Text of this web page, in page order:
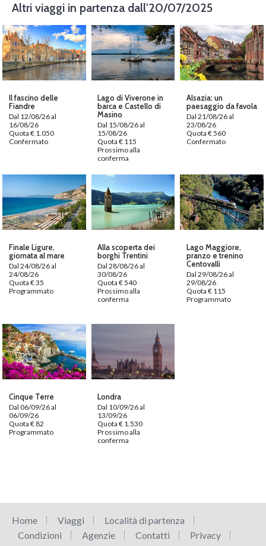
Altri viaggi in partenza dall'20/07/2025
Il fascino delle
Fiandre
Dal 12/08/26 al
16/08/26
Quota € 1.050
Confermato
Lago di Viverone in
barca e Castello di
Masino
Dal 15/08/26 al
15/08/26
Quota € 115
Prossimo alla
conferma
Alsazia: un
paesaggio da favola
Dal 21/08/26 al
23/08/26
Quota € 560
Confermato
Finale Ligure,
giornata al mare
Dal 24/08/26 al
24/08/26
Quota € 35
Programmato
Alla scoperta dei
borghi Trentini
Dal 28/08/26 al
30/08/26
Quota € 540
Prossimo alla
conferma
Lago Maggiore,
pranzo e trenino
Centovalli
Dal 29/08/26 al
29/08/26
Quota € 115
Programmato
Cinque Terre
Dal 06/09/26 al
06/09/26
Quota € 82
Programmato
Londra
Dal 10/09/26 al
13/09/26
Quota € 1.530
Prossimo alla
conferma
Home Viaggi
Località di partenza
Condizioni
Agenzie Contatti
Privacy